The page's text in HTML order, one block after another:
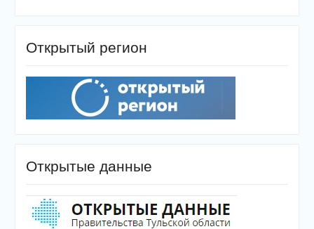
Открытый регион
Открытые данные